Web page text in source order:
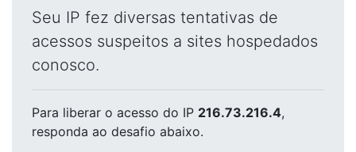
Seu IP fez diversas tentativas de
acessos suspeitos a sites hospedados
conosco.
Para liberar o acesso do IP 216.73.216.4,
responda ao desafio abaixo.